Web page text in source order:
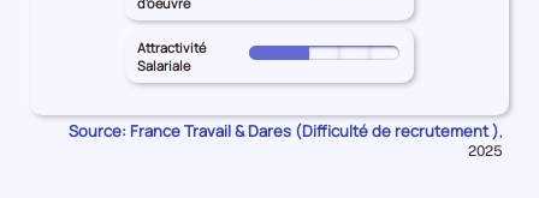
Inadéquation
géographique
pour
les
Intensité
50%
ATLANTIQUES
pour
les
Lien
le
territoire
ATLANTIQUES
Attractivité
Salariale
Pour
le
territoire
principal
Source: France Travail & Dares (Difficulté de recrutement ),
2025